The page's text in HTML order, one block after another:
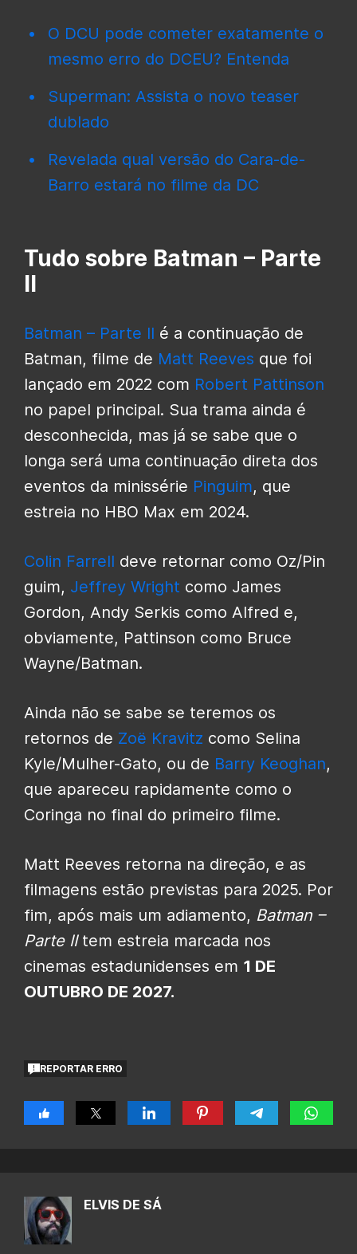
O DCU pode cometer exatamente o
mesmo erro do DCEU? Entenda
Superman: Assista o novo teaser
dublado
Revelada qual versão do Cara-de-
Barro estará no filme da DC
Tudo sobre Batman – Parte
II
Batman – Parte II é a continuação de
Batman, filme de Matt Reeves que foi
lançado em 2022 com Robert Pattinson
no papel principal. Sua trama ainda é
desconhecida, mas já se sabe que o
longa será uma continuação direta dos
eventos da minissérie Pinguim, que
estreia no HBO Max em 2024.
Colin Farrell deve retornar como Oz/Pin
guim, Jeffrey Wright como James
Gordon, Andy Serkis como Alfred e,
obviamente, Pattinson como Bruce
Wayne/Batman.
Ainda não se sabe se teremos os
retornos de Zoë Kravitz como Selina
Kyle/Mulher-Gato, ou de Barry Keoghan,
que apareceu rapidamente como o
Coringa no final do primeiro filme.
Matt Reeves retorna na direção, e as
filmagens estão previstas para 2025. Por
fim, após mais um adiamento, Batman –
Parte IItem estreia marcada nos
cinemas estadunidenses em 1 DE
OUTUBRO DE 2027.
REPORTAR ERRO
ELVIS DE SÁ